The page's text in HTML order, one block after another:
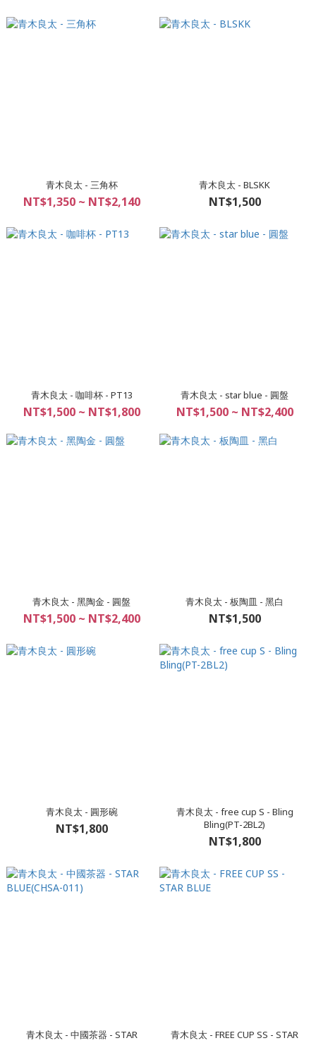
青木良太 - 三角杯
NT$1,350 ~ NT$2,140
青木良太 - BLSKK
NT$1,500
青木良太 - 咖啡杯 - PT13
NT$1,500 ~ NT$1,800
青木良太 - star blue - 圓盤
NT$1,500 ~ NT$2,400
青木良太 - 黑陶金 - 圓盤
NT$1,500 ~ NT$2,400
青木良太 - 板陶皿 - 黑白
NT$1,500
青木良太 - 圓形碗
NT$1,800
青木良太 - free cup S - Bling
Bling(PT-2BL2)
NT$1,800
青木良太 - 中國茶器 - STAR
青木良太 - FREE CUP SS - STAR